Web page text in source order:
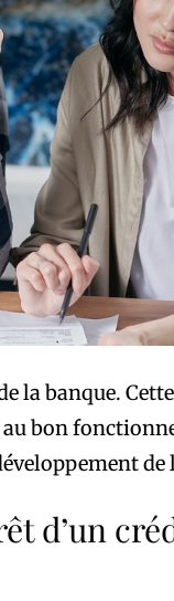
la banque.
bon
de
d’un